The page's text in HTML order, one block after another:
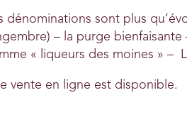
dénominations sont plus
– la purge bienfaisante
« liqueurs des moines » –
vente en ligne est disponible.